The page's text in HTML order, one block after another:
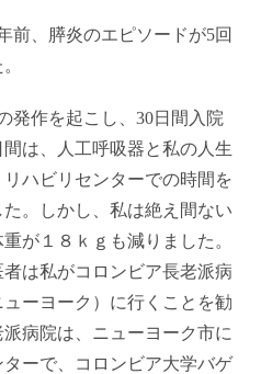
前、膵炎のエピソードが5回
発作を起こし、30日間入院
は、人工呼吸器と私の人生
ハビリセンターでの時間を
。しかし、私は絶え間ない
が１８ｋｇも減りました。
は私がコロンビア長老派病
ーヨーク）に行くことを勧
病院は、ニューヨーク市に
ーで、コロンビア大学バゲ